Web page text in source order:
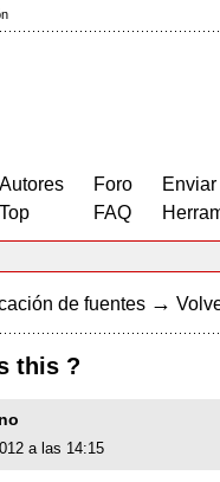
Autores
Top
Foro
FAQ
de fuentes →
this ?
a las 14:15